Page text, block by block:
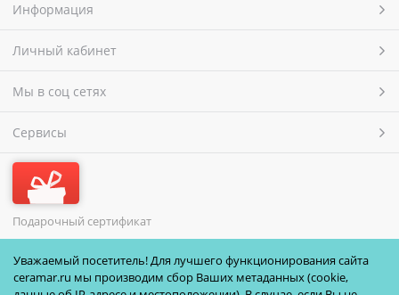
Информация
Личный кабинет
Мы в соц сетях
Сервисы
Подарочный сертификат
МЫ ПРИНИМАЕМ
Уважаемый посетитель! Для лучшего функционирования сайта
ceramar.ru мы производим сбор Ваших метаданных (cookie,